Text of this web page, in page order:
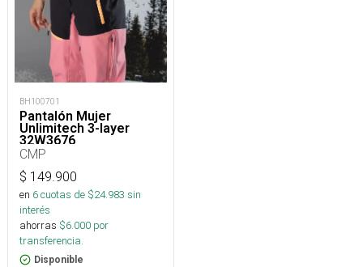
BH100701
Pantalón Mujer
Unlimitech 3-layer
32W3676
CMP
$ 149.900
en 6cuotas de $24.983 sin
interés
ahorras $6.000 por
transferencia.
Disponible